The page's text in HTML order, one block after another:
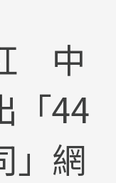
中
「44
」網